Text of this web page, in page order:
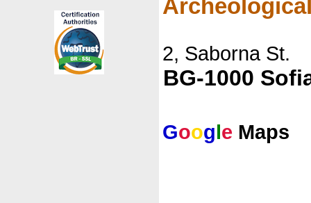
2, Saborna St.
BG-1000
Google Maps